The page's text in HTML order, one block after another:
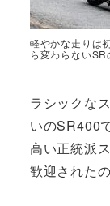
軽やかな走りは
ら変わらないSR
ラシックな
いのSR400
高い正統派
歓迎されたの